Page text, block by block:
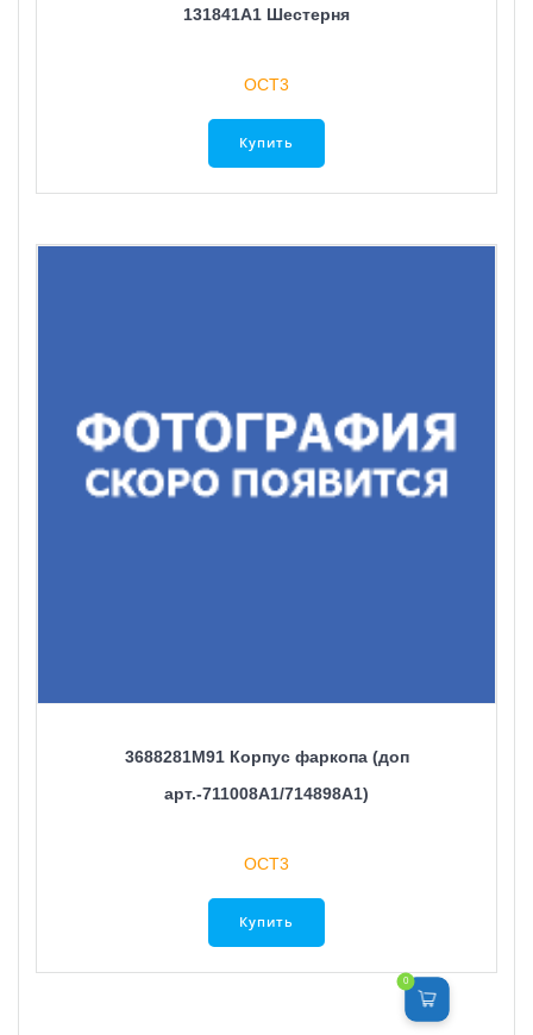
131841A1 Шестерня
ОСТ3
Купить
3688281M91 Корпус фаркопа (доп
арт.-711008A1/714898A1)
ОСТ3
Купить
0